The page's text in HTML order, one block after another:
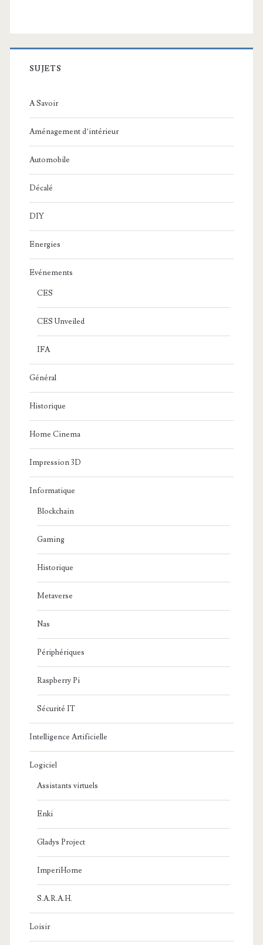
SUJETS
A Savoir
Aménagement d’intérieur
Automobile
Décalé
DIY
Energies
Evénements
CES
CES Unveiled
IFA
Général
Historique
Home Cinema
Impression 3D
Informatique
Blockchain
Gaming
Historique
Metaverse
Nas
Périphériques
Raspberry Pi
Sécurité IT
Intelligence Artificielle
Logiciel
Assistants virtuels
Enki
Gladys Project
ImperiHome
S.A.R.A.H.
Loisir